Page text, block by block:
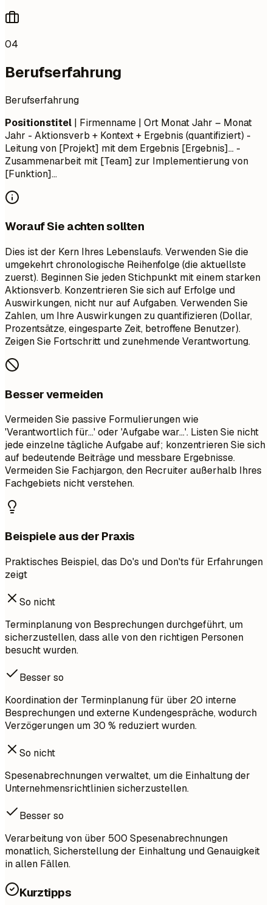
04
Berufserfahrung
Berufserfahrung
Positionstitel | Firmenname | Ort Monat Jahr – Monat
Jahr - Aktionsverb + Kontext + Ergebnis (quantifiziert) -
Leitung von [Projekt] mit dem Ergebnis [Ergebnis]... -
Zusammenarbeit mit [Team] zur Implementierung von
[Funktion]...
Worauf Sie achten sollten
Dies ist der Kern Ihres Lebenslaufs. Verwenden Sie die
umgekehrt chronologische Reihenfolge (die aktuellste
zuerst). Beginnen Sie jeden Stichpunkt mit einem starken
Aktionsverb. Konzentrieren Sie sich auf Erfolge und
Auswirkungen, nicht nur auf Aufgaben. Verwenden Sie
Zahlen, um Ihre Auswirkungen zu quantifizieren (Dollar,
Prozentsätze, eingesparte Zeit, betroffene Benutzer).
Zeigen Sie Fortschritt und zunehmende Verantwortung.
Besser vermeiden
Vermeiden Sie passive Formulierungen wie
'Verantwortlich für...' oder 'Aufgabe war...'. Listen Sie nicht
jede einzelne tägliche Aufgabe auf; konzentrieren Sie sich
auf bedeutende Beiträge und messbare Ergebnisse.
Vermeiden Sie Fachjargon, den Recruiter außerhalb Ihres
Fachgebiets nicht verstehen.
Beispiele aus der Praxis
Praktisches Beispiel, das Do's und Don'ts für Erfahrungen
zeigt
So nicht
Terminplanung von Besprechungen durchgeführt, um
sicherzustellen, dass alle von den richtigen Personen
besucht wurden.
Besser so
Koordination der Terminplanung für über 20 interne
Besprechungen und externe Kundengespräche, wodurch
Verzögerungen um 30 % reduziert wurden.
So nicht
Spesenabrechnungen verwaltet, um die Einhaltung der
Unternehmensrichtlinien sicherzustellen.
Besser so
Verarbeitung von über 500 Spesenabrechnungen
monatlich, Sicherstellung der Einhaltung und Genauigkeit
in allen Fällen.
Kurztipps